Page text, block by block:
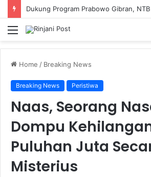
Menu
Home / Breaking News
Breaking News Peristiwa
Naas, Seorang
Dompu
Puluhan Juta
Misterius